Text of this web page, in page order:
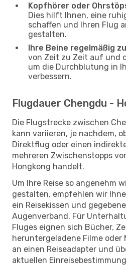
Kopfhörer oder
Dies hilft Ihnen, eine
schaffen und Ihren Flug
gestalten.
Ihre Beine regelmäßig
von Zeit zu Zeit auf und
um die Durchblutung in
verbessern.
Flugdauer Chengdu -
Die Flugstrecke zwischen
kann variieren, je nachdem,
Direktflug oder einen
mehreren Zwischenstopps
Hongkong handelt.
Um Ihre Reise so angenehm
gestalten, empfehlen wir
ein Reisekissen und
Augenverband. Für
Fluges eignen sich Bücher,
heruntergeladene Filme oder
an einen Reiseadapter und
aktuellen